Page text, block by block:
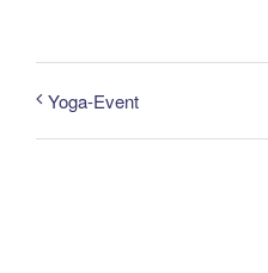
Yoga-Event